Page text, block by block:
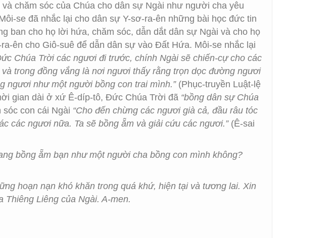
chăm sóc của Chúa cho dân sự Ngài như người cha yêu
se đã nhắc lại cho dân sự Y-sơ-ra-ên những bài học đức tin
ban cho họ lời hứa, chăm sóc, dẫn dắt dân sự Ngài và cho họ
ên cho Giô-suê để dẫn dân sự vào Đất Hứa. Môi-se nhắc lại
Chúa Trời các ngươi đi trước, chính Ngài sẽ chiến-cự cho các
trong đồng vắng là nơi ngươi thấy rằng trọn dọc đường ngươi
ngươi như một người bồng con trai mình.”(Phục-truyền Luật-lệ
gian dài ở xứ Ê-díp-tô, Đức Chúa Trời đã “bồng dân sự Chúa
con cái Ngài “Cho đến chừng các ngươi già cả, đầu râu tóc
các ngươi nữa. Ta sẽ bồng ẵm và giải cứu các ngươi.”(Ê-sai
bồng ẵm bạn như một người cha bồng con mình không?
hoạn nạn khó khăn trong quá khứ, hiện tại và tương lai. Xin
Liêng của Ngài. A-men.